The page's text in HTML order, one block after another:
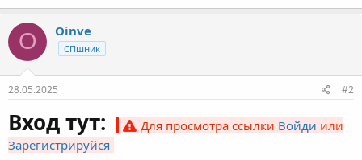
O Oinve
СПшник
28.05.2025 #2
Вход тут: Для просмотра ссылки Войди или
Зарегистрируйся